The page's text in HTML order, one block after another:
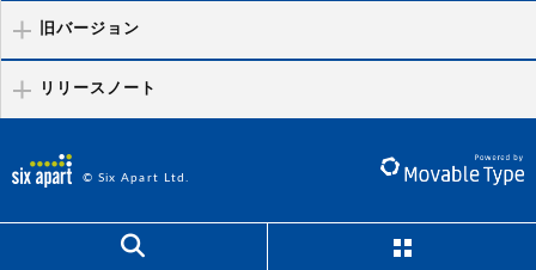
旧バージョン
リリースノート
© Six Apart Ltd.